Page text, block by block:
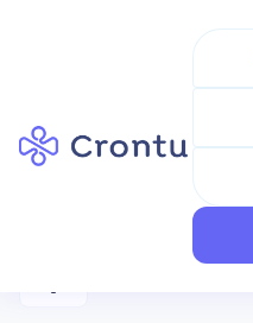
Resultados
filter_alt